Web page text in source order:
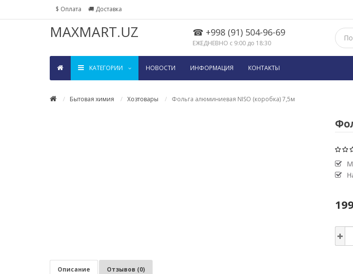
$ Оплата 🚚 Доставка
MAXMART.UZ ☎ +998 (91) 504-96-69
ЕЖЕДНЕВНО с 9:00 до 18:30
KАТЕГОРИИ НОВОСТИ ИНФОРМАЦИЯ КОНТАКТЫ
Бытовая химия Хозтовары Фольга алюминиевая NISO (коробка) 7,5м
Описание Отзывов (0)